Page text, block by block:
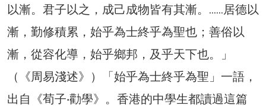
以漸。君子以之，成己成物皆有其漸。……居德以
漸，勤修積累，始乎為士終乎為聖也；善俗以
漸，從容化導，始乎鄉邦，及乎天下也。」
（《周易淺述》）「始乎為士終乎為聖」一語，
出自《荀子‧勸學》。香港的中學生都讀過這篇